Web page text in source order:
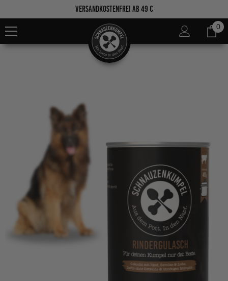
Versandkostenfrei ab 49 €
00